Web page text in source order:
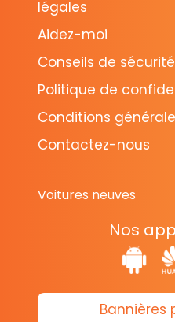
légales
Aidez-moi
Conseils de sécurité
Politique de
Conditions
Contactez-nous
Voitures neuves
Nos
Bannières